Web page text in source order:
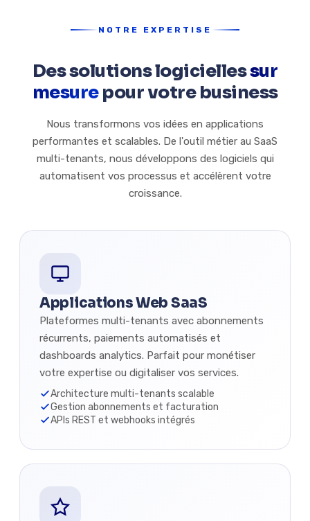
NOTRE EXPERTISE
Des solutions logiciellessur
mesurepour votre business
Nous transformons vos idées en applications
performantes et scalables. De l'outil métier au SaaS
multi-tenants, nous développons des logiciels qui
automatisent vos processus et accélèrent votre
croissance.
Applications Web SaaS
Plateformes multi-tenants avec abonnements
récurrents, paiements automatisés et
dashboards analytics. Parfait pour monétiser
votre expertise ou digitaliser vos services.
Architecture multi-tenants scalable
Gestion abonnements et facturation
APIs REST et webhooks intégrés